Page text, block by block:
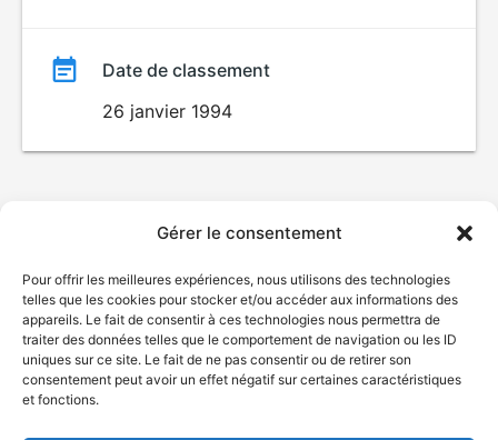
Gérer le consentement
Pour offrir les meilleures expériences, nous utilisons des technologies
telles que les cookies pour stocker et/ou accéder aux informations des
appareils. Le fait de consentir à ces technologies nous permettra de
traiter des données telles que le comportement de navigation ou les ID
uniques sur ce site. Le fait de ne pas consentir ou de retirer son
consentement peut avoir un effet négatif sur certaines caractéristiques
et fonctions.
Date de classement
26 janvier 1994